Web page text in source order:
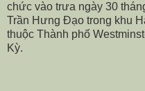
chức vào trưa ngày 30
Trần Hưng Đạo trong khu
thuộc Thành phố
Kỳ.